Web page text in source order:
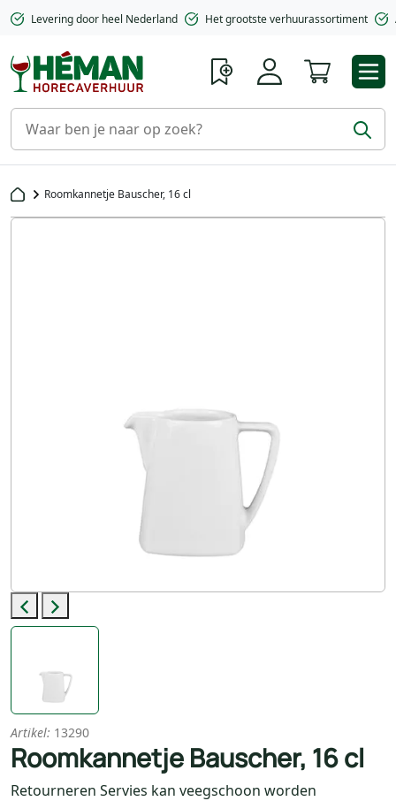
Levering door heel Nederland Het grootste verhuurassortiment
Roomkannetje Bauscher, 16 cl
Previous
Next
Artikel: 13290
Roomkannetje Bauscher, 16 cl
Retourneren Servies kan veegschoon worden